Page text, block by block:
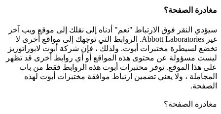
مغادرة الصفحة؟
سيؤدي النقر فوق الارتباط "نعم" أدناه إلى نقلك إلى موقع ويب آخر
غير Abbott Laboratories. الروابط التي توجهك إلى مواقع أخرى لا
تخضع لسيطرة مختبرات أبوت. ولذلك ، فإن شركة أبوت لابوراتوريز
ليست مسؤولة عن محتوى هذه المواقع أو أي روابط أخرى قد تظهر
على هذا الموقع. توفر مختبرات أبوت هذه الروابط فقط من باب
المجاملة ، ولا يعني تضمين ارتباط موافقة مختبرات أبوت لهذه
الصفحة.
مغادرة الصفحة؟